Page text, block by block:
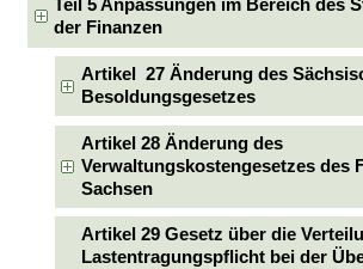
Teil 5 Anpassungen im Bereich des
der Finanzen
Artikel 27 Änderung des
Besoldungsgesetzes
Artikel 28 Änderung des
Verwaltungskostengesetzes des
Sachsen
Artikel 29 Gesetz über die
Lastentragungspflicht bei der